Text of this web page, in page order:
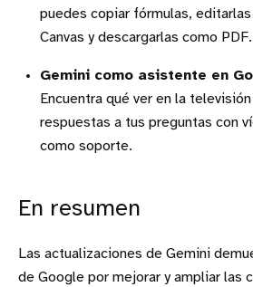
puedes copiar fórmulas,
Canvas y descargarlas como PDF.
Gemini como asistente en
Encuentra qué ver en la
respuestas a tus preguntas con
como soporte.
En resumen
Las actualizaciones de Gemini
de Google por mejorar y ampliar las